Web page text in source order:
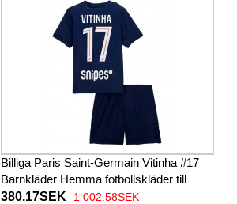
Billiga Paris Saint-Germain Vitinha #17
Barnkläder Hemma fotbollskläder till
baby 2025-26 Kortärmad (+ Korta byxor)
380.17SEK 1 002.58SEK